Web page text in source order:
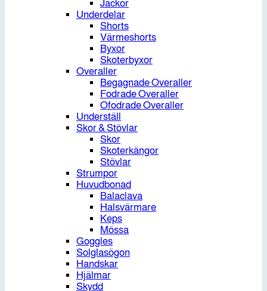
Jackor
Underdelar
Shorts
Värmeshorts
Byxor
Skoterbyxor
Overaller
Begagnade Overaller
Fodrade Overaller
Ofodrade Overaller
Underställ
Skor & Stövlar
Skor
Skoterkängor
Stövlar
Strumpor
Huvudbonad
Balaclava
Halsvärmare
Keps
Mössa
Goggles
Solglasögon
Handskar
Hjälmar
Skydd